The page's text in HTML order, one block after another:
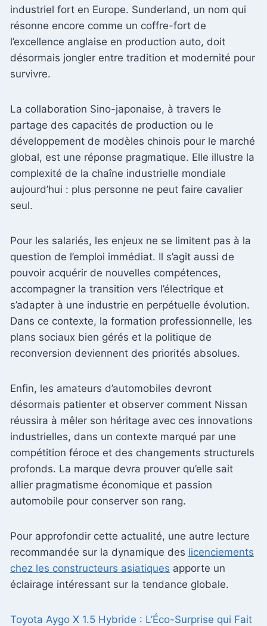
industriel fort en Europe. Sunderland, un nom qui
résonne encore comme un coffre-fort de
l’excellence anglaise en production auto, doit
désormais jongler entre tradition et modernité pour
survivre.
La collaboration Sino-japonaise, à travers le
partage des capacités de production ou le
développement de modèles chinois pour le marché
global, est une réponse pragmatique. Elle illustre la
complexité de la chaîne industrielle mondiale
aujourd’hui : plus personne ne peut faire cavalier
seul.
Pour les salariés, les enjeux ne se limitent pas à la
question de l’emploi immédiat. Il s’agit aussi de
pouvoir acquérir de nouvelles compétences,
accompagner la transition vers l’électrique et
s’adapter à une industrie en perpétuelle évolution.
Dans ce contexte, la formation professionnelle, les
plans sociaux bien gérés et la politique de
reconversion deviennent des priorités absolues.
Enfin, les amateurs d’automobiles devront
désormais patienter et observer comment Nissan
réussira à mêler son héritage avec ces innovations
industrielles, dans un contexte marqué par une
compétition féroce et des changements structurels
profonds. La marque devra prouver qu’elle sait
allier pragmatisme économique et passion
automobile pour conserver son rang.
Pour approfondir cette actualité, une autre lecture
recommandée sur la dynamique des licenciements
chez les constructeurs asiatiques apporte un
éclairage intéressant sur la tendance globale.
Toyota Aygo X 1.5 Hybride : L’Éco-Surprise qui Fait